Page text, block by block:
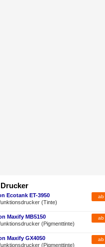
ab
Ecotank ET-3950
(Tinte)
ab
Maxify MB5150
(Pigmenttinte)
ab
Maxify GX4050
(Pigmenttinte)